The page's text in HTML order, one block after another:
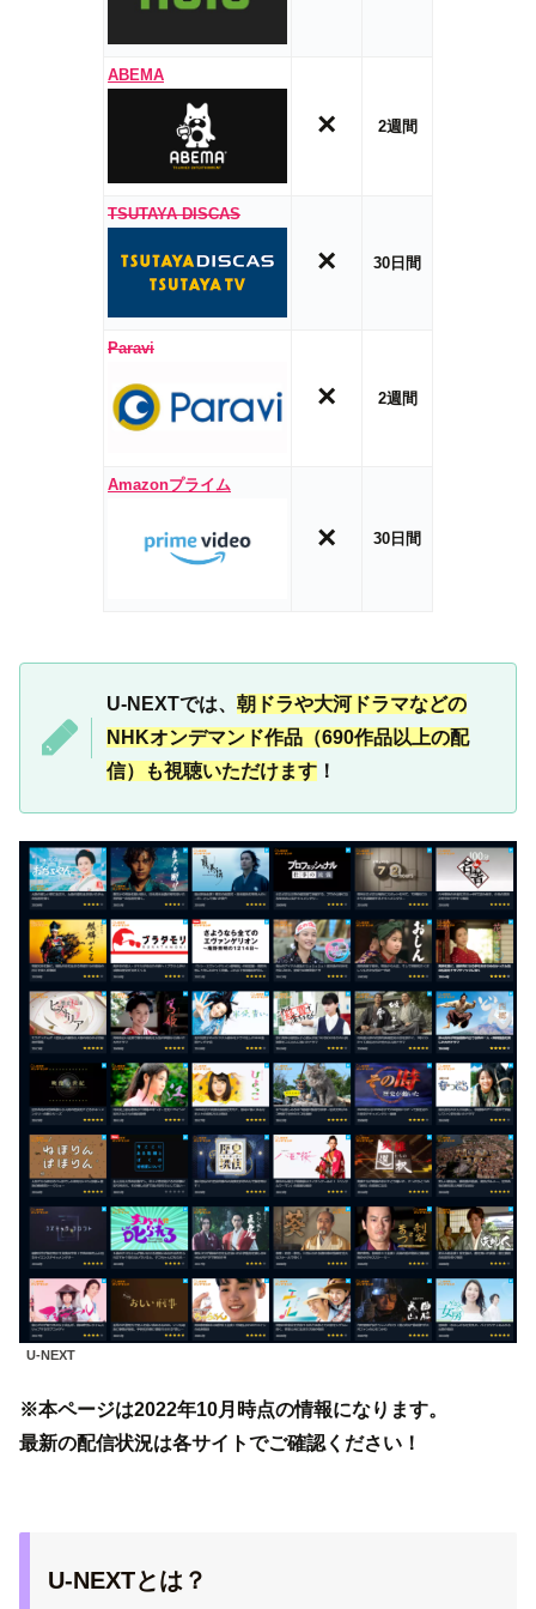
ABEMA
× 2週間
TSUTAYA DISCAS
× 30日間
Paravi
× 2週間
Amazonプライム
× 30日間
U-NEXTでは、 朝ドラや大河ドラマなどの
NHKオンデマンド作品（690作品以上の配
信）も視聴いただけます ！
U-NEXT
※本ページは2022年10月時点の情報になります。
最新の配信状況は各サイトでご確認ください！
U-NEXTとは？